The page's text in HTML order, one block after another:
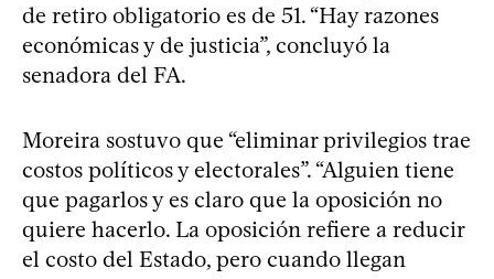
de retiro obligatorio es de 51. “Hay razones
económicas y de justicia”, concluyó la
senadora del FA.
Moreira sostuvo que “eliminar privilegios trae
costos políticos y electorales”. “Alguien tiene
que pagarlos y es claro que la oposición no
quiere hacerlo. La oposición refiere a reducir
el costo del Estado, pero cuando llegan